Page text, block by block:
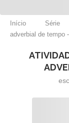
Início Série
adverbial de tempo